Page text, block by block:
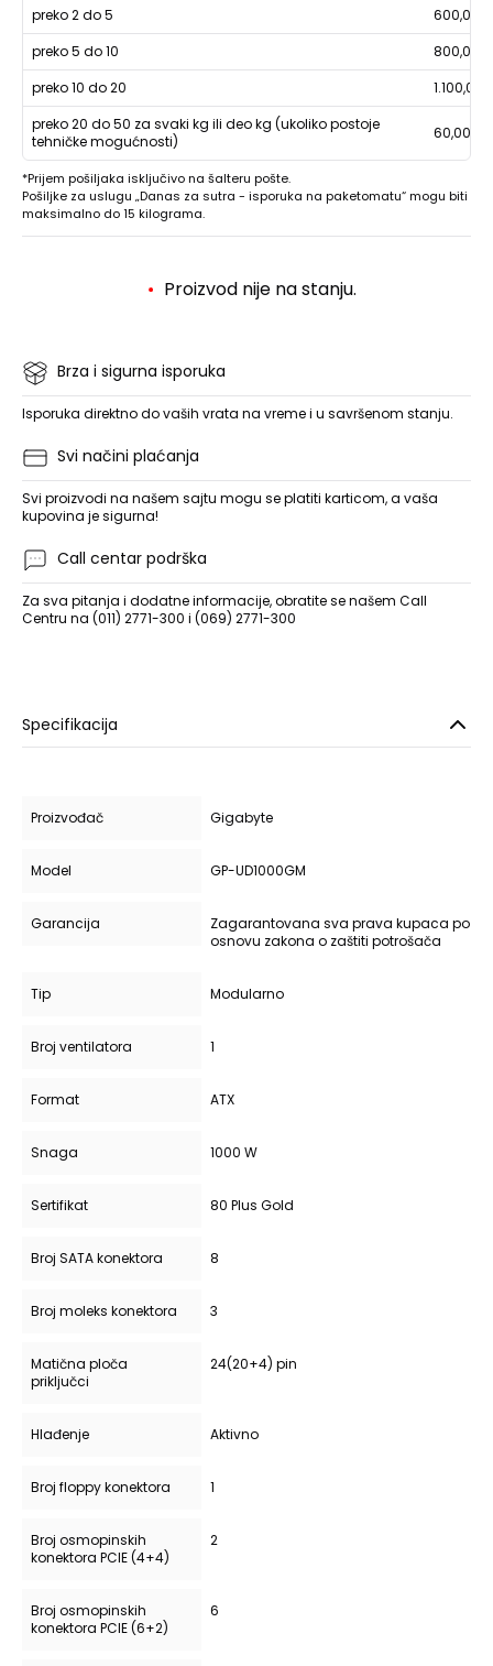
preko 2 do 5
600,00
preko 5 do 10
800,00
preko 10 do 20
1.100,00
preko 20 do 50 za svaki kg ili deo kg (ukoliko postoje
tehničke mogućnosti)
60,00
*Prijem pošiljaka isključivo na šalteru pošte.
Pošiljke za uslugu „Danas za sutra - isporuka na paketomatu“ mogu biti
maksimalno do 15 kilograma.
Proizvod nije na stanju.
Brza i sigurna isporuka
Isporuka direktno do vaših vrata na vreme i u savršenom stanju.
Svi načini plaćanja
Svi proizvodi na našem sajtu mogu se platiti karticom, a vaša
kupovina je sigurna!
Call centar podrška
Za sva pitanja i dodatne informacije, obratite se našem Call
Centru na (011) 2771-300 i (069) 2771-300
Specifikacija
Proizvođač Gigabyte
Model GP-UD1000GM
Garancija
Zagarantovana sva prava kupaca po
osnovu zakona o zaštiti potrošača
Tip Modularno
Broj ventilatora 1
Format ATX
Snaga 1000 W
Sertifikat 80 Plus Gold
Broj SATA konektora 8
Broj moleks konektora 3
Matična ploča
priključci
24(20+4) pin
Hlađenje Aktivno
Broj floppy konektora 1
Broj osmopinskih
konektora PCIE (4+4)
2
Broj osmopinskih
konektora PCIE (6+2)
6